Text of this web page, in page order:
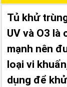
Tủ khử
UV và O3
mạnh nên
loại vi
dụng để